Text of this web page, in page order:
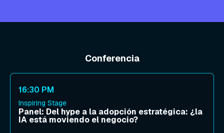
Conferencia
16:30 PM
Inspiring Stage
Panel: Del hype a la adopción estratégica: ¿la
IA está moviendo el negocio?